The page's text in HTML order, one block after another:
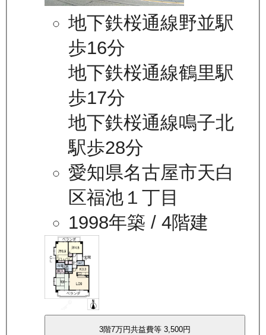
地下鉄桜通線野並駅
歩16分
地下鉄桜通線鶴里駅
歩17分
地下鉄桜通線鳴子北
駅歩28分
愛知県名古屋市天白
区福池１丁目
1998年築 / 4階建
3階7万円共益費等 3,500円